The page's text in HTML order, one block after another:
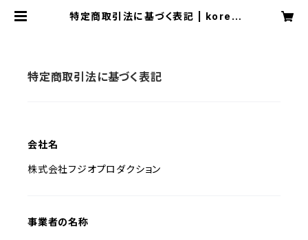
特定商取引法に基づく表記 | kored
特定商取引法に基づく表記
会社名
株式会社フジオプロダクション
事業者の名称